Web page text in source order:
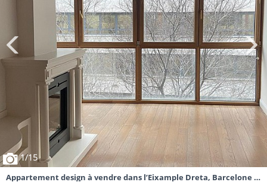
1/15
Appartement design à vendre dans l’Eixample Dreta, Barcelone |